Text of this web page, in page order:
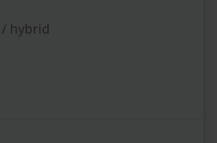
hybrid